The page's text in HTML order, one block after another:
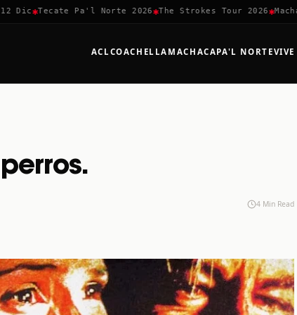
✱Tecate Pa'l Norte 2026✱The Strokes Tour 2026✱
ACLCOACHELLA MACHACAPA'L NORTE
4 Min Read